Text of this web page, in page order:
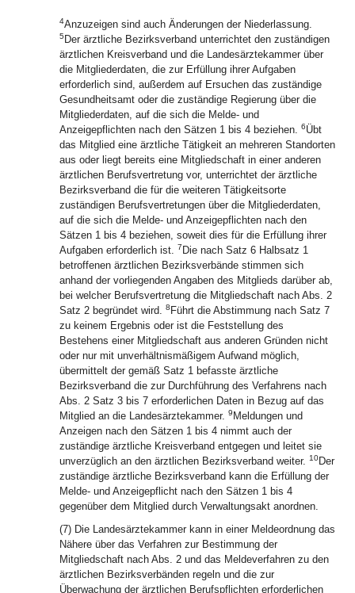
4Anzuzeigen sind auch Änderungen der Niederlassung.
5 Der ärztliche Bezirksverband unterrichtet den zuständigen
ärztlichen Kreisverband und die Landesärztekammer über
die Mitgliederdaten, die zur Erfüllung ihrer Aufgaben
erforderlich sind, außerdem auf Ersuchen das zuständige
Gesundheitsamt oder die zuständige Regierung über die
Mitgliederdaten, auf die sich die Melde- und
Anzeigepflichten nach den Sätzen 1 bis 4 beziehen. 6Übt
das Mitglied eine ärztliche Tätigkeit an mehreren Standorten
aus oder liegt bereits eine Mitgliedschaft in einer anderen
ärztlichen Berufsvertretung vor, unterrichtet der ärztliche
Bezirksverband die für die weiteren Tätigkeitsorte
zuständigen Berufsvertretungen über die Mitgliederdaten,
auf die sich die Melde- und Anzeigepflichten nach den
Sätzen 1 bis 4 beziehen, soweit dies für die Erfüllung ihrer
Aufgaben erforderlich ist. 7 Die nach Satz 6 Halbsatz 1
betroffenen ärztlichen Bezirksverbände stimmen sich
anhand der vorliegenden Angaben des Mitglieds darüber ab,
bei welcher Berufsvertretung die Mitgliedschaft nach Abs. 2
Satz 2 begründet wird. 8 Führt die Abstimmung nach Satz 7
zu keinem Ergebnis oder ist die Feststellung des
Bestehens einer Mitgliedschaft aus anderen Gründen nicht
oder nur mit unverhältnismäßigem Aufwand möglich,
übermittelt der gemäß Satz 1 befasste ärztliche
Bezirksverband die zur Durchführung des Verfahrens nach
Abs. 2 Satz 3 bis 7 erforderlichen Daten in Bezug auf das
Mitglied an die Landesärztekammer. 9 Meldungen und
Anzeigen nach den Sätzen 1 bis 4 nimmt auch der
zuständige ärztliche Kreisverband entgegen und leitet sie
unverzüglich an den ärztlichen Bezirksverband weiter. 10Der
zuständige ärztliche Bezirksverband kann die Erfüllung der
Melde- und Anzeigepflicht nach den Sätzen 1 bis 4
gegenüber dem Mitglied durch Verwaltungsakt anordnen.
(7) Die Landesärztekammer kann in einer Meldeordnung das
Nähere über das Verfahren zur Bestimmung der
Mitgliedschaft nach Abs. 2 und das Meldeverfahren zu den
ärztlichen Bezirksverbänden regeln und die zur
Überwachung der ärztlichen Berufspflichten erforderlichen